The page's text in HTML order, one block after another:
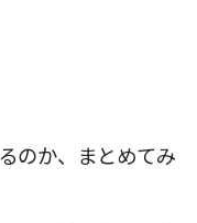
のか、まとめてみ